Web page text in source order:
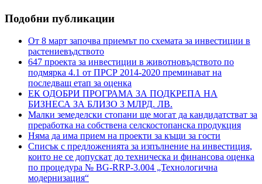
Подобни публикации
От 8 март започва приемът по схемата за инвестиции в
растениевъдството
647 проекта за инвестиции в животновъдството по
подмярка 4.1 от ПРСР 2014-2020 преминават на
последващ етап за оценка
ЕК ОДОБРИ ПРОГРАМА ЗА ПОДКРЕПА НА
БИЗНЕСА ЗА БЛИЗО 3 МЛРД. ЛВ.
Малки земеделски стопани ще могат да кандидатстват за
преработка на собствена селскостопанска продукция
Няма да има прием на проекти за къщи за гости
Списък с предложенията за изпълнение на инвестиция,
които не се допускат до техническа и финансова оценка
по процедура № BG-RRP-3.004 „Технологична
модернизация“